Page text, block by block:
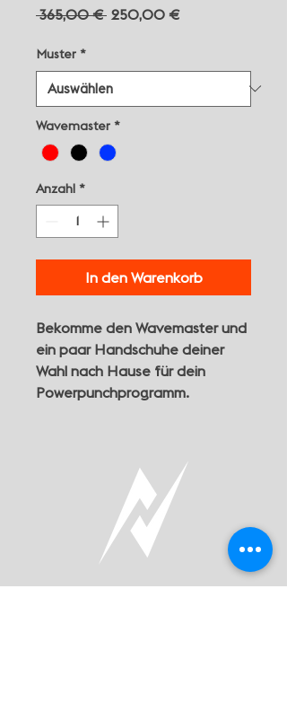
365,00 € Standardpreis
250,00 €Sale-
Muster *
Wavemaster *
Anzahl *
In den Warenkorb
Bekomme den Wavemaster und
ein paar Handschuhe deiner
Wahl nach Hause für dein
Powerpunchprogramm.